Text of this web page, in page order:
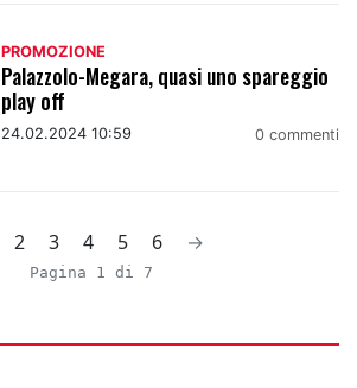
PROMOZIONE
Palazzolo-Megara, quasi uno spareggio
play off
24.02.2024 10:59 0 commenti
2 3 4 5 6 →
Pagina 1 di 7